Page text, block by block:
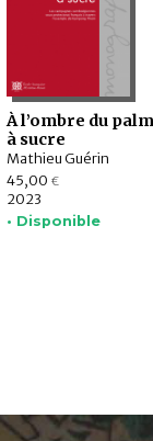
À l’ombre du
à sucre
Mathieu Guérin
45,00 €
2023
• Disponible